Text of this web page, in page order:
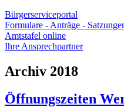
Bürgerserviceportal
Formulare - Anträge -
Amtstafel online
Ihre Ansprechpartner
Archiv 2018
Öffnungszeiten